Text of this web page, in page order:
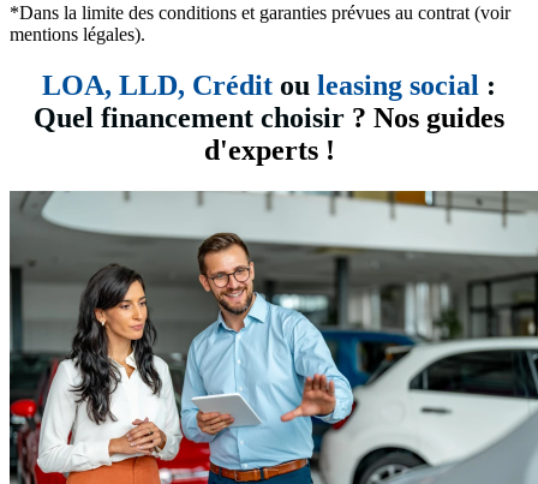
*Dans la limite des conditions et garanties prévues au contrat (voir
mentions légales).
LOA, LLD, Crédit ou leasing social :
Quel financement choisir ? Nos guides
d'experts !